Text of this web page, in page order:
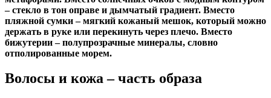
– стекло в тон оправе и дымчатый градиент. Вместо
пляжной сумки – мягкий кожаный мешок, который можно
держать в руке или перекинуть через плечо. Вместо
бижутерии – полупрозрачные минералы, словно
отполированные морем.
Волосы и кожа – часть образа